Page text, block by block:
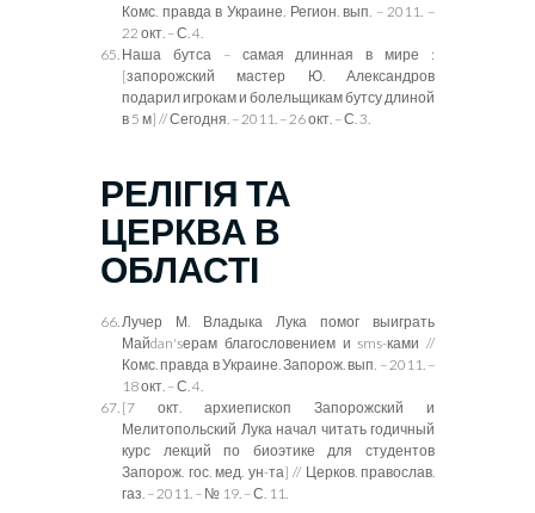
Комс. правда в Украине. Регион. вып. – 2011. –
22 окт. – С. 4.
Наша бутса – самая длинная в мире :
[запорожский мастер Ю. Александров
подарил игрокам и болельщикам бутсу длиной
в 5 м] // Сегодня. – 2011. – 26 окт. – С. 3.
РЕЛІГІЯ ТА
ЦЕРКВА В
ОБЛАСТІ
Лучер М. Владыка Лука помог выиграть
Майdan'sерам благословением иsms-ками //
Комс. правда в Украине. Запорож. вып. – 2011. –
18 окт. – С. 4.
[7 окт. архиепископ Запорожский и
Мелитопольский Лука начал читать годичный
курс лекций по биоэтике для студентов
Запорож. гос. мед. ун-та] // Церков. православ.
газ. – 2011. – № 19. – С. 11.